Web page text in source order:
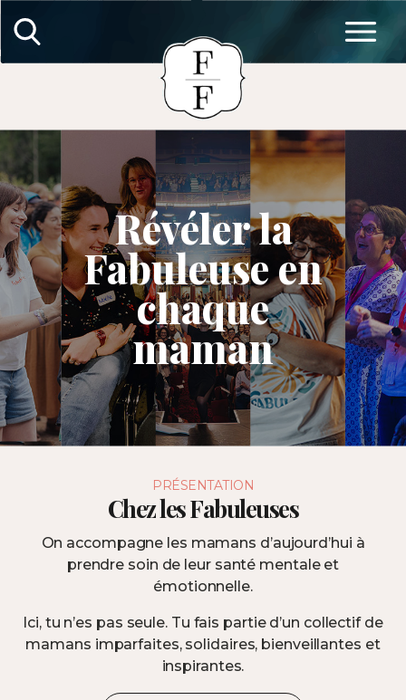
Révéler la
Fabuleuse en
chaque
maman
PRÉSENTATION
Chez les Fabuleuses
On accompagne les mamans d’aujourd’hui à
prendre soin de leur santé mentale et
émotionnelle.
Ici, tu n’es pas seule. Tu fais partie d’un collectif de
mamans imparfaites, solidaires, bienveillantes et
inspirantes.